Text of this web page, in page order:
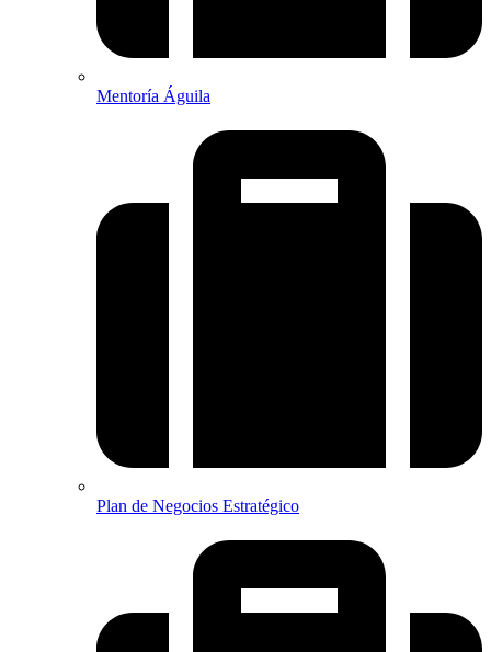
Mentoría Águila
Plan de Negocios Estratégico